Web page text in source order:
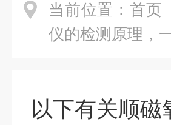
当前位置： 首页
仪的检测原理，
以下有关顺